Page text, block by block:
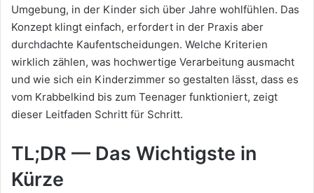
Umgebung, in der Kinder sich über Jahre wohlfühlen. Das
Konzept klingt einfach, erfordert in der Praxis aber
durchdachte Kaufentscheidungen. Welche Kriterien
wirklich zählen, was hochwertige Verarbeitung ausmacht
und wie sich ein Kinderzimmer so gestalten lässt, dass es
vom Krabbelkind bis zum Teenager funktioniert, zeigt
dieser Leitfaden Schritt für Schritt.
TL;DR — Das Wichtigste in
Kürze